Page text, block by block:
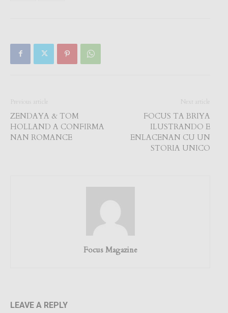
Previous article
ZENDAYA & TOM
HOLLAND A CONFIRMA
NAN ROMANCE
Next article
FOCUS TA BRIYA
ILUSTRANDO E
ENLACENAN CU UN
STORIA UNICO
Focus Magazine
LEAVE A REPLY